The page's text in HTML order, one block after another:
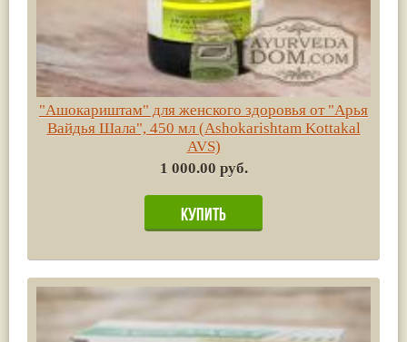
"Ашокариштам" для женского здоровья от "Арья
Вайдья Шала", 450 мл (Ashokarishtam Kottakal
AVS)
1 000.00 руб.